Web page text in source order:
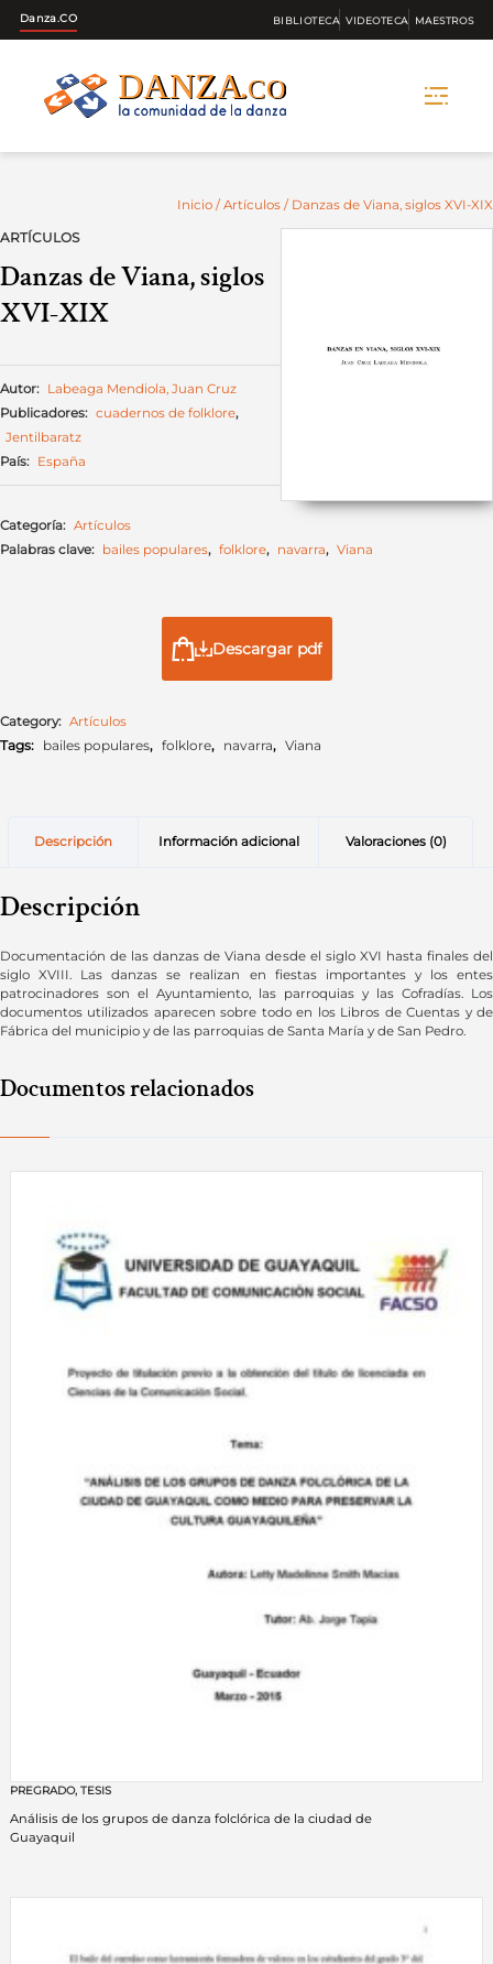
Danza.CO BIBLIOTECA VIDEOTECA MAESTROS
Inicio / Artículos / Danzas de Viana, siglos XVI-XIX
ARTÍCULOS
Danzas de Viana, siglos
XVI-XIX
Autor: Labeaga Mendiola, Juan Cruz
Publicadores: cuadernos de folklore,
Jentilbaratz
País: España
Categoría: Artículos
Palabras clave: bailes populares, folklore, navarra, Viana
Descargar pdf
Category: Artículos
Tags: bailes populares, folklore, navarra, Viana
Descripción Información adicional Valoraciones (0)
Descripción
Documentación de las danzas de Viana desde el siglo XVI hasta finales del
siglo XVIII. Las danzas se realizan en fiestas importantes y los entes
patrocinadores son el Ayuntamiento, las parroquias y las Cofradías. Los
documentos utilizados aparecen sobre todo en los Libros de Cuentas y de
Fábrica del municipio y de las parroquias de Santa María y de San Pedro.
Documentos relacionados
PREGRADO, TESIS
Análisis de los grupos de danza folclórica de la ciudad de
Guayaquil